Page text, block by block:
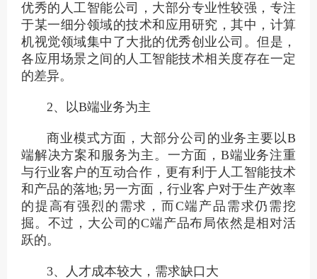
优秀的人工智能公司，大部分专业性较强，专注
于某一细分领域的技术和应用研究，其中，计算
机视觉领域集中了大批的优秀创业公司。但是，
各应用场景之间的人工智能技术相关度存在一定
的差异。
2、以B端业务为主
商业模式方面，大部分公司的业务主要以B
端解决方案和服务为主。一方面，B端业务注重
与行业客户的互动合作，更有利于人工智能技术
和产品的落地;另一方面，行业客户对于生产效率
的提高有强烈的需求，而C端产品需求仍需挖
掘。不过，大公司的C端产品布局依然是相对活
跃的。
3、人才成本较大，需求缺口大